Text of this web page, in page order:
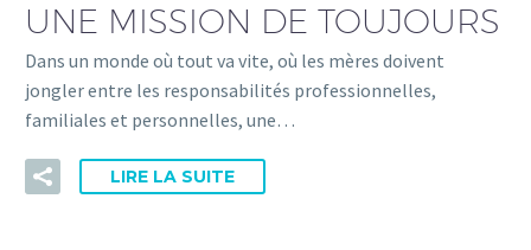
UNE MISSION DE TOUJOURS
Dans un monde où tout va vite, où les mères doivent
jongler entre les responsabilités professionnelles,
familiales et personnelles, une…
LIRE LA SUITE